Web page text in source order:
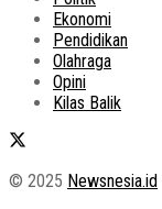
Ekonomi
Pendidikan
Olahraga
Opini
Kilas Balik
© 2025 Newsnesia.id